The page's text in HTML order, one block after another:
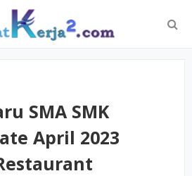
SMA SMK
April 2023